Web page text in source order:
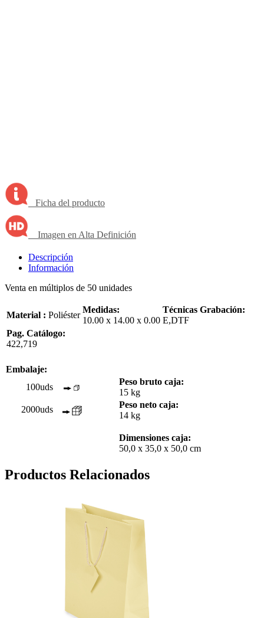
Ficha del producto
Imagen en Alta Definición
Descripción
Información
Venta en múltiplos de 50 unidades
Material : Poliéster
Medidas:
10.00 x 14.00 x 0.00
Técnicas Grabación:
E,DTF
Pag. Catálogo:
422,719
Embalaje:
100uds
Peso bruto caja:
15 kg
2000uds
Peso neto caja:
14 kg
Dimensiones caja:
50,0 x 35,0 x 50,0 cm
Productos Relacionados